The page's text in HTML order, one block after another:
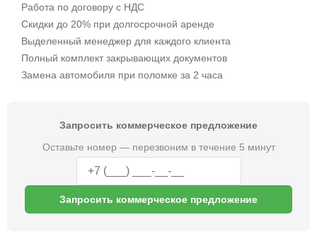
Работа по договору с НДС
Скидки до 20% при долгосрочной аренде
Выделенный менеджер для каждого клиента
Полный комплект закрывающих документов
Замена автомобиля при поломке за 2 часа
Запросить коммерческое предложение
Оставьте номер — перезвоним в течение 5 минут
Запросить коммерческое предложение